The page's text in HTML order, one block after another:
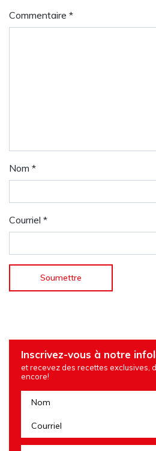
Commentaire *
Nom *
Courriel *
Inscrivez-vous à notre
et recevez des recettes exclusives,
encore!